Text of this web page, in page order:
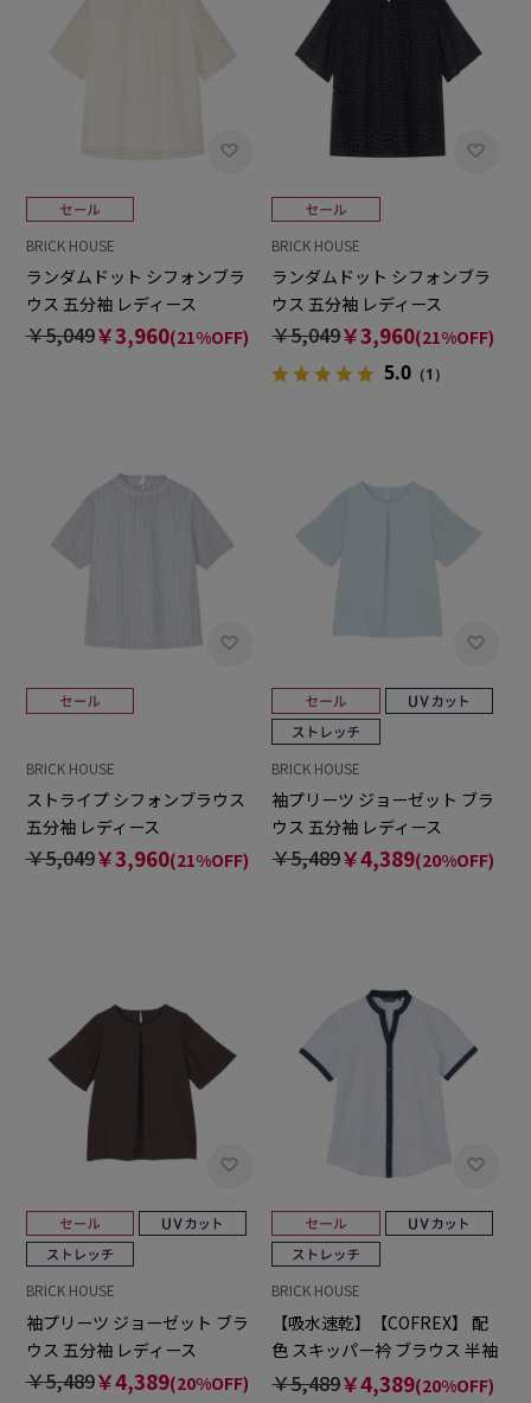
BRICK HOUSE
ランダムドット シフォンブラ
ウス 五分袖 レディース
￥5,049￥3,960(21%OFF)
BRICK HOUSE
ランダムドット シフォンブラ
ウス 五分袖 レディース
￥5,049￥3,960(21%OFF)
5.0 （1）
BRICK HOUSE
ストライプ シフォンブラウス
五分袖 レディース
￥5,049￥3,960(21%OFF)
BRICK HOUSE
袖プリーツ ジョーゼット ブラ
ウス 五分袖 レディース
￥5,489￥4,389(20%OFF)
BRICK HOUSE
袖プリーツ ジョーゼット ブラ
ウス 五分袖 レディース
￥5,489￥4,389(20%OFF)
BRICK HOUSE
【吸水速乾】【COFREX】 配
色 スキッパー衿 ブラウス 半袖
レディースデザインシャツ
￥5,489￥4,389(20%OFF)